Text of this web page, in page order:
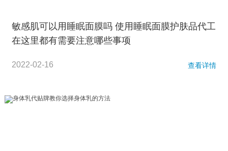
敏感肌可以用睡眠面膜吗 使用睡眠面膜护肤品代工
在这里都有需要注意哪些事项
2022-02-16 查看详情